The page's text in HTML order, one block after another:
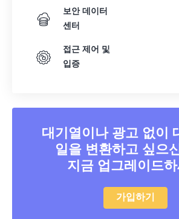
보안 데이터
센터
접근 제어 및
입증
대기열이나 광고 없이
일을 변환하고 싶으
지금 업그레이드
가입하기